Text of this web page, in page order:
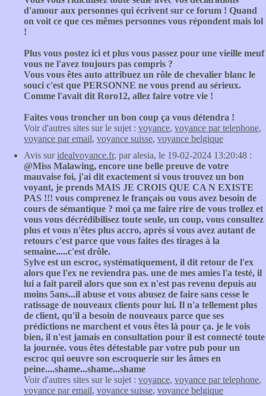
d'amour aux personnes qui écrivent sur ce forum ! Quand
on voit ce que ces mêmes personnes vous répondent mais lol
!
Plus vous postez ici et plus vous passez pour une vieille meuf
vous ne l'avez toujours pas compris ?
Vous vous êtes auto attribuez un rôle de chevalier blanc le
souci c'est que PERSONNE ne vous prend au sérieux.
Comme l'avait dit Roro12, allez faire votre vie !
Faites vous troncher un bon coup ça vous détendra !
Voir d'autres sites sur le sujet : voyance, voyance par telephone,
voyance par email, voyance suisse, voyance belgique
Avis suridealvoyance.fr, par alesia, le 19-02-2024 13:20:48 :
@Miss Malawing, encore une belle preuve de votre
mauvaise foi, j'ai dit exactement si vous trouvez un bon
voyant, je prends MAIS JE CROIS QUE CA N EXISTE
PAS !!! vous comprenez le français ou vous avez besoin de
cours de sémantique ? moi ça me faire rire de vous trollez et
vous vous décrédibilisez toute seule, un coup, vous consultez
plus et vous n'êtes plus accro, après si vous avez autant de
retours c'est parce que vous faites des tirages à la
semaine.....c'est drôle.
Sylve est un escroc, systématiquement, il dit retour de l'ex
alors que l'ex ne reviendra pas. une de mes amies l'a testé, il
lui a fait pareil alors que son ex n'est pas revenu depuis au
moins 5ans...il abuse et vous abusez de faire sans cesse le
ratissage de nouveaux clients pour lui. Il n'a tellement plus
de client, qu'il a besoin de nouveaux parce que ses
prédictions ne marchent et vous êtes là pour ça. je le vois
bien, il n'est jamais en consultation pour il est connecté toute
la journée. vous êtes détestable par votre pub pour un
escroc qui oeuvre son escroquerie sur les âmes en
peine....shame...shame...shame
Voir d'autres sites sur le sujet : voyance, voyance par telephone,
voyance par email, voyance suisse, voyance belgique